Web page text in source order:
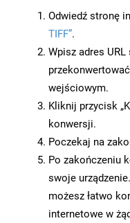
Odwiedź stronę
TIFF”.
Wpisz adres
wejściowym.
Kliknij przycisk
konwersji.
Poczekaj na
Po zakończeniu
swoje
możesz łatwo
internetowe w